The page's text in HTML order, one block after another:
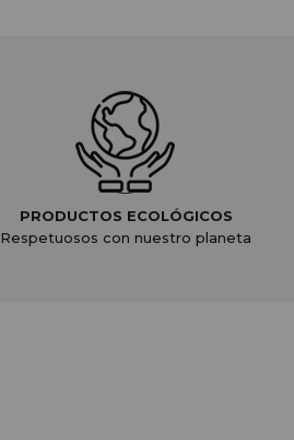
PRODUCTOS ECOLÓGICOS
Respetuosos con nuestro planeta